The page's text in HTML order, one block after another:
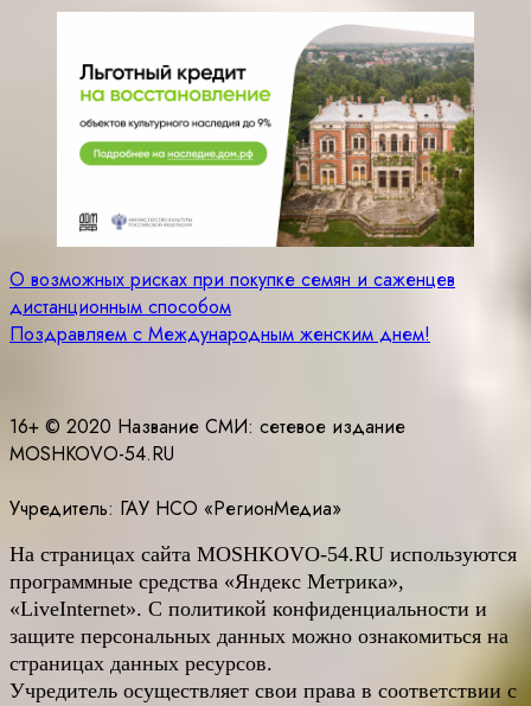
Навигация
по
О возможных рисках при покупке семян и саженцев
дистанционным способом
Поздравляем с Международным женским днем!
16+ © 2020 Название СМИ: cетевое издание
MOSHKOVO-54.RU
Учредитель: ГАУ НСО «РегионМедиа»
На страницах сайта MOSHKOVO-54.RU используются
программные средства «Яндекс Метрика»,
«LiveInternet». С политикой конфиденциальности и
защите персональных данных можно ознакомиться на
страницах данных ресурсов.
Учредитель осуществляет свои права в соответствии с